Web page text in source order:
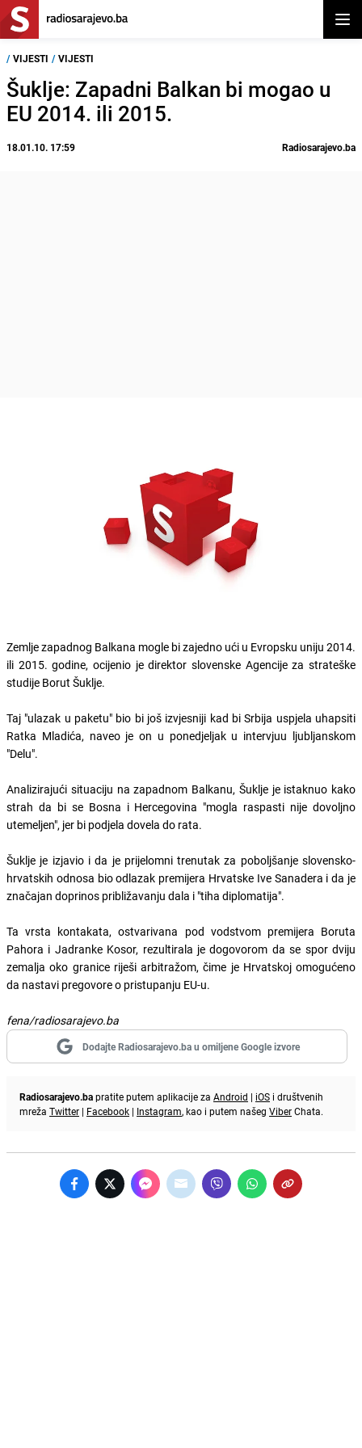
/ VIJESTI / VIJESTI
Šuklje: Zapadni Balkan bi mogao u
EU 2014. ili 2015.
18.01.10. 17:59 Radiosarajevo.ba
Zemlje zapadnog Balkana mogle bi zajedno ući u Evropsku uniju 2014.
ili 2015. godine, ocijenio je direktor slovenske Agencije za strateške
studije Borut Šuklje.
Taj "ulazak u paketu" bio bi još izvjesniji kad bi Srbija uspjela uhapsiti
Ratka Mladića, naveo je on u ponedjeljak u intervjuu ljubljanskom
"Delu".
Analizirajući situaciju na zapadnom Balkanu, Šuklje je istaknuo kako
strah da bi se Bosna i Hercegovina "mogla raspasti nije dovoljno
utemeljen", jer bi podjela dovela do rata.
Šuklje je izjavio i da je prijelomni trenutak za poboljšanje slovensko-
hrvatskih odnosa bio odlazak premijera Hrvatske Ive Sanadera i da je
značajan doprinos približavanju dala i "tiha diplomatija".
Ta vrsta kontakata, ostvarivana pod vodstvom premijera Boruta
Pahora i Jadranke Kosor, rezultirala je dogovorom da se spor dviju
zemalja oko granice riješi arbitražom, čime je Hrvatskoj omogućeno
da nastavi pregovore o pristupanju EU-u.
fena/radiosarajevo.ba
Dodajte Radiosarajevo.ba u omiljene Google izvore
Radiosarajevo.bapratite putem aplikacije za Android | iOS i društvenih
mreža Twitter | Facebook | Instagram, kao i putem našeg ViberChata.